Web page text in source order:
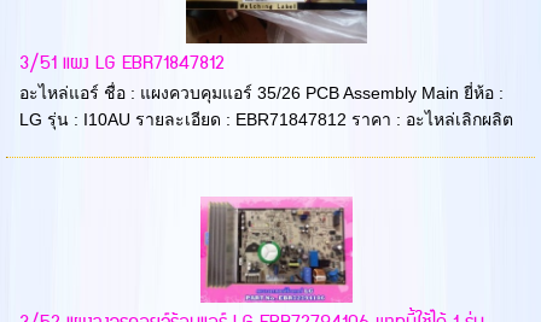
3/51 แผง LG EBR71847812
อะไหล่แอร์ ชื่อ : แผงควบคุมแอร์ 35/26 PCB Assembly Main ยี่ห้อ :
LG รุ่น : I10AU รายละเอียด : EBR71847812 ราคา : อะไหล่เลิกผลิต